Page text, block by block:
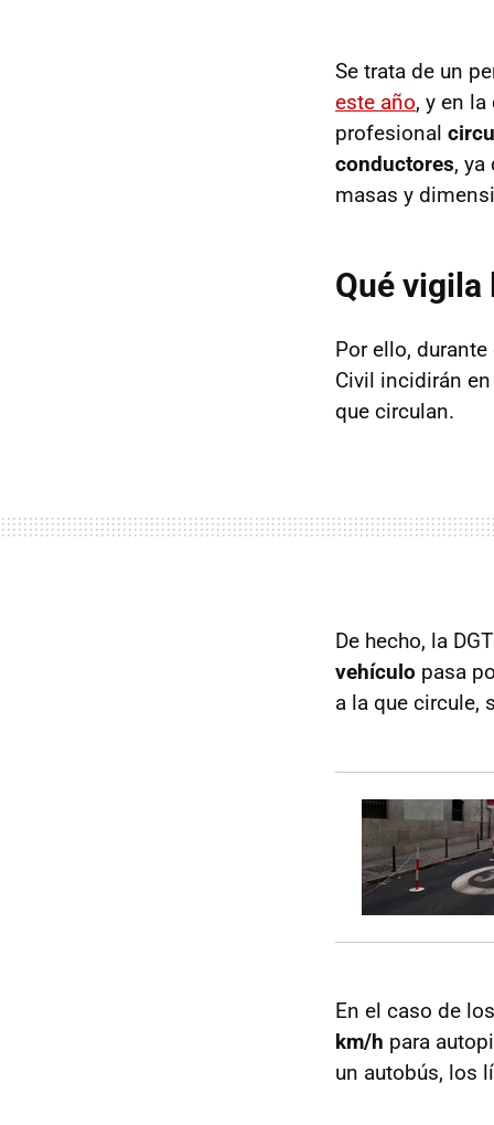
Se trata de un
este año, y en
profesional
conductores, ya
masas y
Qué vigila
Por ello,
Civil incidirán
que circulan.
De hecho, la
vehículo pasa
a la que circule,
En el caso de
km/h para
un autobús, los